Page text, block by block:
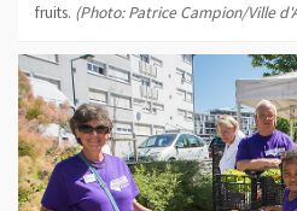
fruits. (Photo: Patrice Campion/Ville